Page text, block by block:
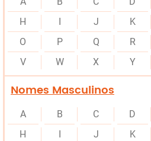
H
J K
O
P Q R
V
W X Y
Nomes Masculinos
A B C D
H
J K